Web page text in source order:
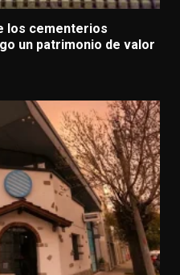
los cementerios
un patrimonio de valor